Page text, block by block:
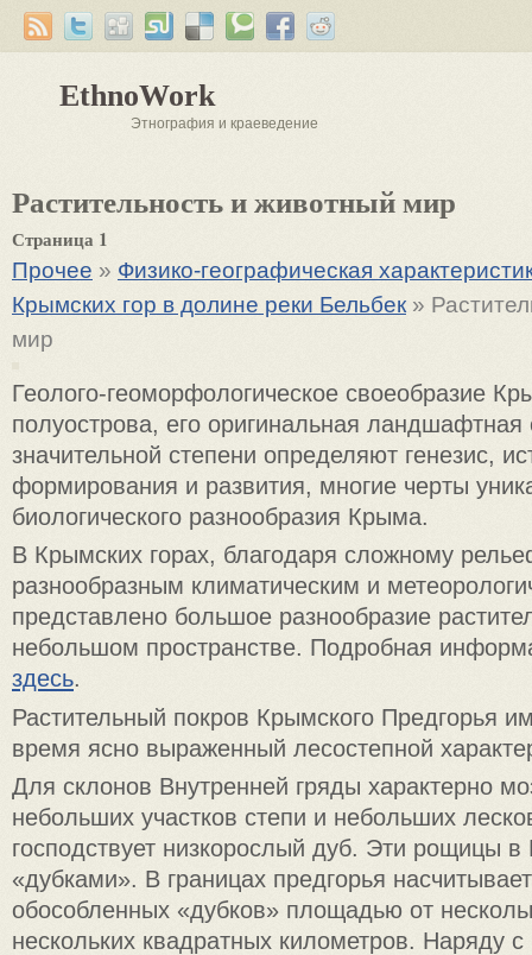
EthnoWork
Этнография и краеведение
Растительность и животный мир
Страница 1
Прочее » Физико-географическая
Крымских гор в долине реки Бельбек »
мир
Геолого-геоморфологическое своеобразие
полуострова, его оригинальная ландшафтная
значительной степени определяют генезис,
формирования и развития, многие черты
биологического разнообразия Крыма.
В Крымских горах, благодаря сложному
разнообразным климатическим и
представлено большое разнообразие
небольшом пространстве. Подробная
здесь.
Растительный покров Крымского Предгорья
время ясно выраженный лесостепной
Для склонов Внутренней гряды характерно
небольших участков степи и небольших
господствует низкорослый дуб. Эти рощицы
«дубками». В границах предгорья
обособленных «дубков» площадью от
нескольких квадратных километров. Наряду